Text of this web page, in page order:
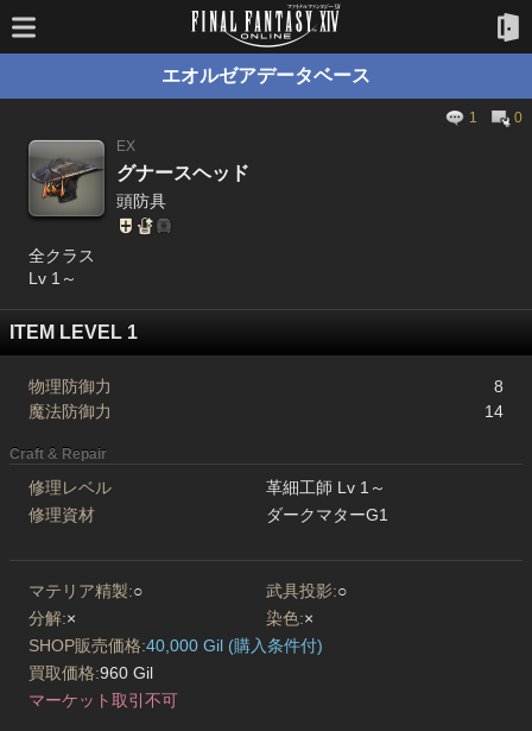
エオルゼアデータベース
1
0
EX
グナースヘッド
頭防具
全クラス
Lv 1～
ITEM LEVEL 1
物理防御力
8
魔法防御力
14
Craft & Repair
修理レベル
革細工師 Lv 1～
修理資材
ダークマターG1
マテリア精製:○ 武具投影:○
分解:× 染色:×
SHOP販売価格:40,000 Gil (購入条件付)
買取価格:960 Gil
マーケット取引不可